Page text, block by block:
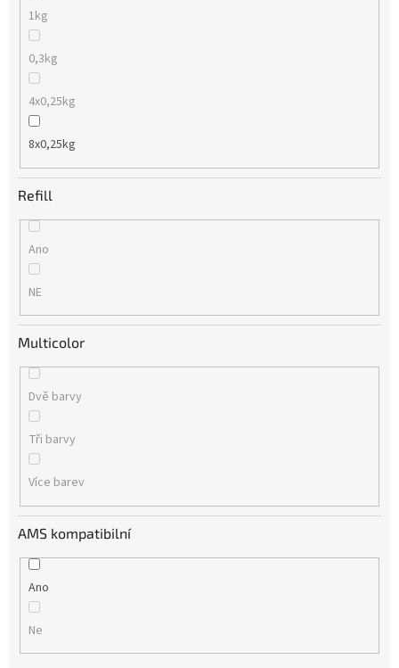
1kg
0,3kg
4x0,25kg
8x0,25kg
Refill
Ano
NE
Multicolor
Dvě barvy
Tři barvy
Více barev
AMS kompatibilní
Ano
Ne